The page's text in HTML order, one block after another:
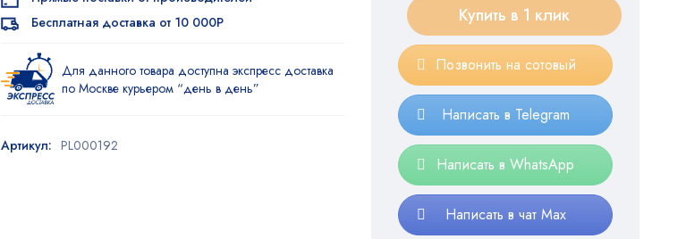
Купить в 1 клик
Позвонить на сотовый
Написать в Telegram
Написать в WhatsApp
Написать в чат Max
Бесплатная доставка от 10 000Р
Для данного товара доступна экспресс доставка
по Москве курьером “день в день”
Артикул: PL000192